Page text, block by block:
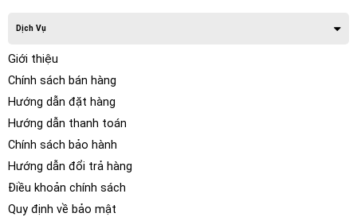
Dịch Vụ
Giới thiệu
Chính sách bán hàng
Hướng dẫn đặt hàng
Hướng dẫn thanh toán
Chính sách bảo hành
Hướng dẫn đổi trả hàng
Điều khoản chính sách
Quy định về bảo mật